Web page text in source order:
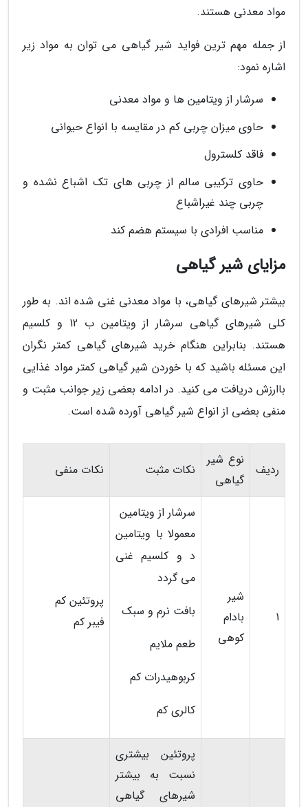
مواد معدنی هستند.
از جمله مهم ترین فواید شیر گیاهی می توان به مواد زیر
اشاره نمود:
سرشار از ویتامین ها و مواد معدنی
حاوی میزان چربی کم در مقایسه با انواع حیوانی
فاقد کلسترول
حاوی ترکیبی سالم از چربی های تک اشباع نشده و
چربی چند غیراشباع
مناسب افرادی با سیستم هضم کند
مزایای شیر گیاهی
بیشتر شیرهای گیاهی، با مواد معدنی غنی شده اند. به طور
کلی شیرهای گیاهی سرشار از ویتامین ب 12 و کلسیم
هستند. بنابراین هنگام خرید شیرهای گیاهی کمتر نگران
این مسئله باشید که با خوردن شیر گیاهی کمتر مواد غذایی
باارزش دریافت می کنید. در ادامه بعضی زیر جوانب مثبت و
منفی بعضی از انواع شیر گیاهی آورده شده است.
ردیف
نوع شیر
گیاهی
نکات مثبت نکات منفی
1
شیر
بادام
کوهی
سرشار از ویتامین
معمولا با ویتامین
د و کلسیم غنی
می گردد
بافت نرم و سبک
طعم ملایم
کربوهیدرات کم
کالری کم
پروتئین کم
فیبر کم
پروتئین بیشتری
نسبت به بیشتر
شیرهای گیاهی